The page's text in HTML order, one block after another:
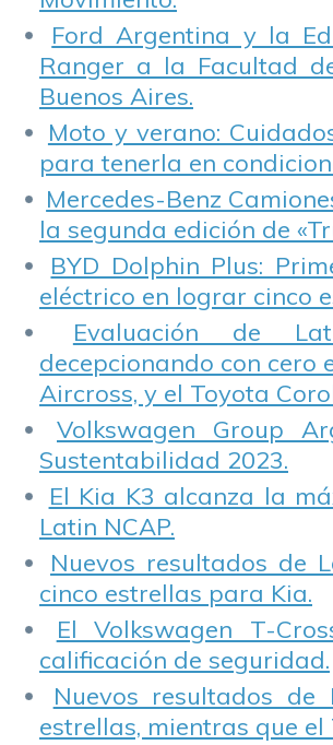
Ford Argentina y la
Ranger a la Facultad
Buenos Aires.
Moto y verano:
para tenerla en
Mercedes-Benz
la segunda edición de
BYD Dolphin Plus:
eléctrico en lograr cinco
Evaluación de
decepcionando con cero
Aircross, y el Toyota
Volkswagen Group
Sustentabilidad 2023.
El Kia K3 alcanza la
Latin NCAP.
Nuevos resultados de
cinco estrellas para Kia.
El Volkswagen T-
calificación de seguridad.
Nuevos resultados de
estrellas, mientras que